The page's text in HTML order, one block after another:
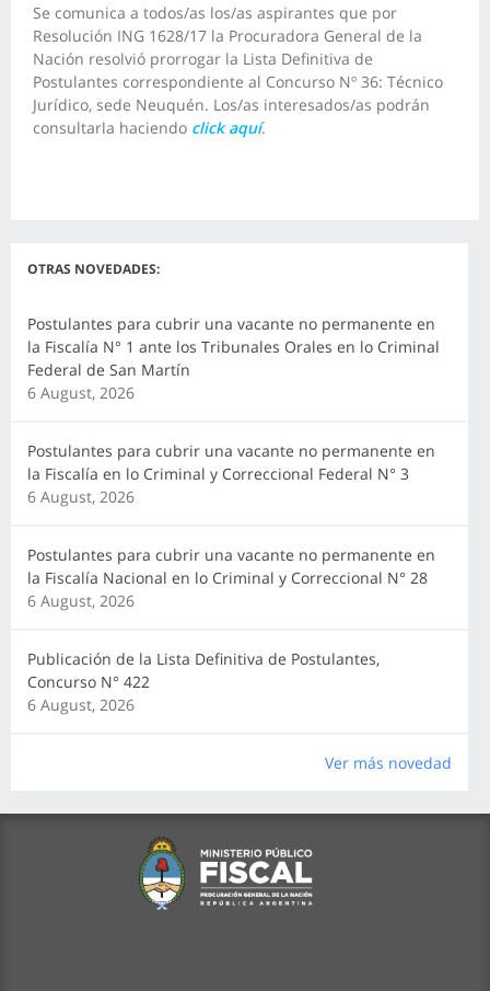
Se comunica a todos/as los/as aspirantes que por
Resolución ING 1628/17 la Procuradora General de la
Nación resolvió prorrogar la Lista Definitiva de
Postulantes correspondiente al Concurso Nº 36: Técnico
Jurídico, sede Neuquén. Los/as interesados/as podrán
consultarla haciendo click aquí.
OTRAS NOVEDADES:
Postulantes para cubrir una vacante no permanente en
la Fiscalía N° 1 ante los Tribunales Orales en lo Criminal
Federal de San Martín
6 August, 2026
Postulantes para cubrir una vacante no permanente en
la Fiscalía en lo Criminal y Correccional Federal N° 3
6 August, 2026
Postulantes para cubrir una vacante no permanente en
la Fiscalía Nacional en lo Criminal y Correccional N° 28
6 August, 2026
Publicación de la Lista Definitiva de Postulantes,
Concurso N° 422
6 August, 2026
Ver más novedad